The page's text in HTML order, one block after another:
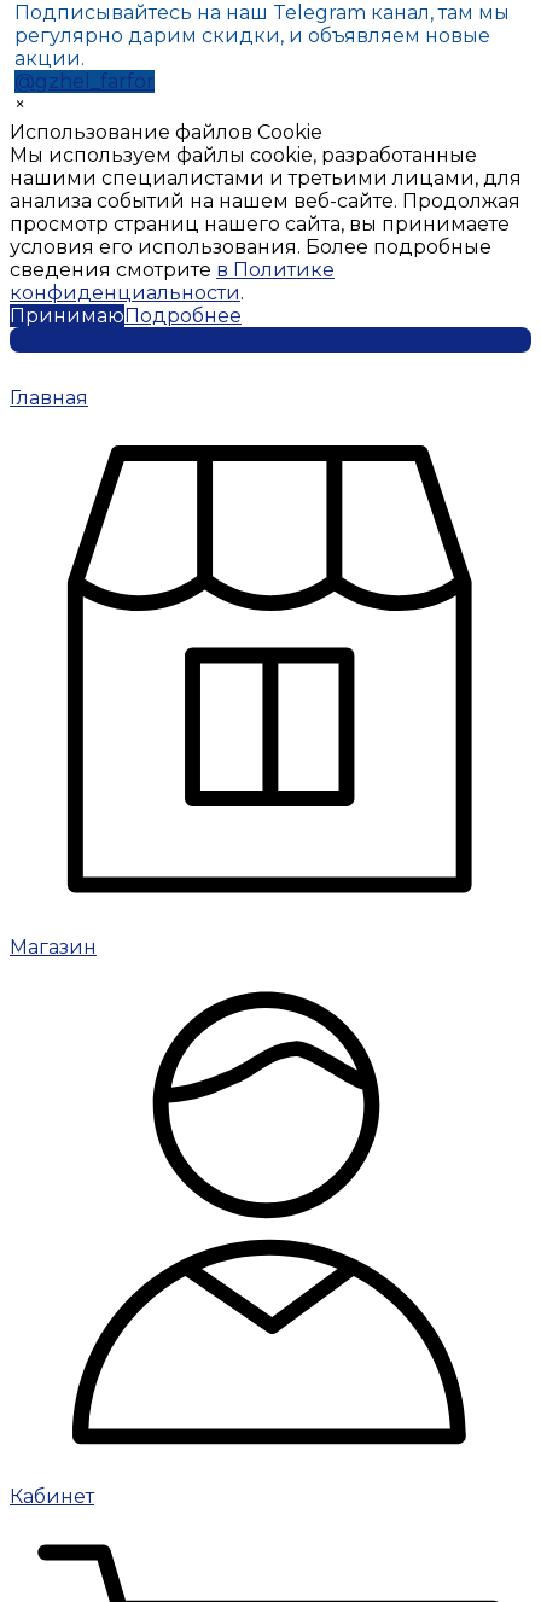
Подписывайтесь на наш Telegram канал, там мы
регулярно дарим скидки, и объявляем новые
акции.
@gzhel_farfor
×
Использование файлов Cookie
Мы используем файлы cookie, разработанные
нашими специалистами и третьими лицами, для
анализа событий на нашем веб-сайте. Продолжая
просмотр страниц нашего сайта, вы принимаете
условия его использования. Более подробные
сведения смотрите в Политике
конфиденциальности.
ПринимаюПодробнее
Главная
Магазин
Кабинет